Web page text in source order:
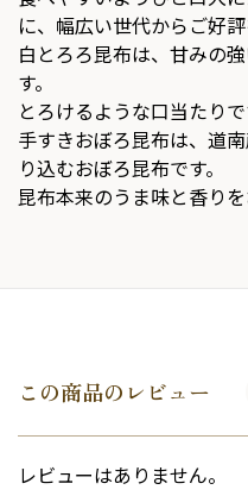
に、幅広い世代からご好
白とろろ昆布は、甘みの
す。
とろけるような口当たりで
手すきおぼろ昆布は、道
り込むおぼろ昆布です。
昆布本来のうま味と香りを
この商品のレビュー
レビューはありません。